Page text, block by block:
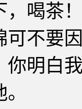
茶！
可不要
你明白